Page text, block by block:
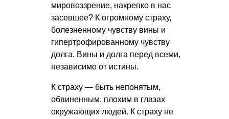
мировоззрение, накрепко в нас
засевшее? К огромному страху,
болезненному чувству вины и
гипертрофированному чувству
долга. Вины и долга перед всеми,
независимо от истины.
К страху — быть непонятым,
обвиненным, плохим в глазах
окружающих людей. К страху не